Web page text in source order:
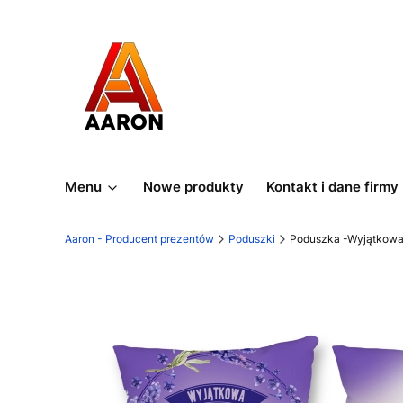
Menu Nowe produkty Kontakt i dane firmy
Aaron - Producent prezentów Poduszki Poduszka -